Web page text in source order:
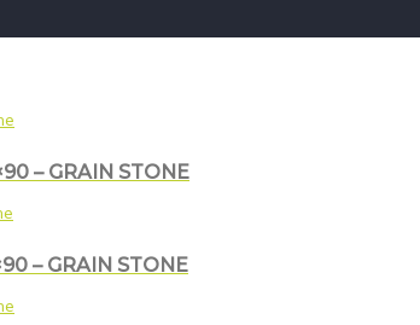
– GRAIN STONE
– GRAIN STONE